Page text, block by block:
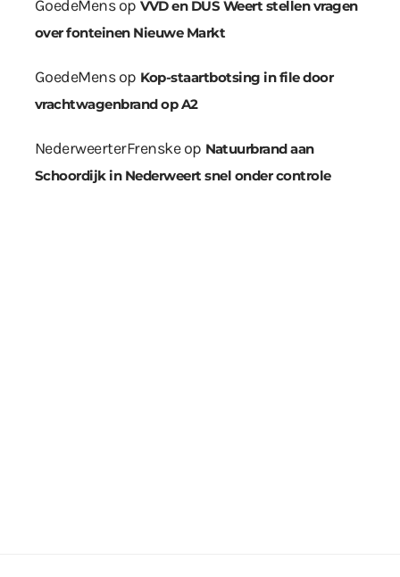
GoedeMensop VVD en DUS Weert stellen vragen
over fonteinen Nieuwe Markt
GoedeMensop Kop-staartbotsing in file door
vrachtwagenbrand op A2
NederweerterFrenskeop Natuurbrand aan
Schoordijk in Nederweert snel onder controle